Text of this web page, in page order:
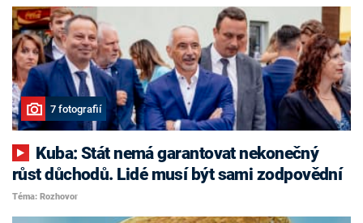
7 fotografií
růst důchodů. Lidé musí být sami zodpovědní
Téma: Rozhovor